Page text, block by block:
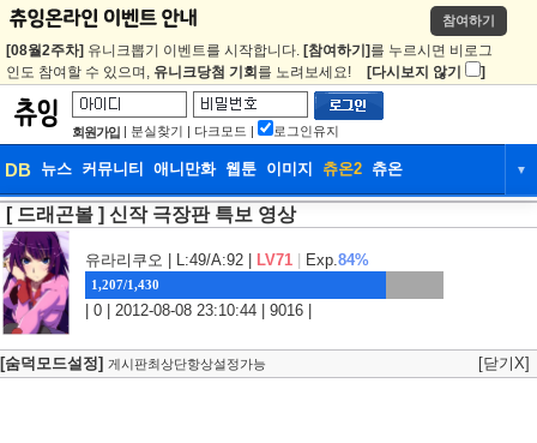
참여하기
[08월2주차] 유니크뽑기 이벤트를 시작합니다. [참여하기] 를 누르시면 비로그
인도 참여할 수 있으며, 유니크당첨 기회 를 노려보세요! [다시보지 않기 ]
회원가입 | 분실찾기 | 다크모드 | 로그인유지
DB 뉴스 커뮤니티 애니만화 웹툰 이미지 츄온2 츄온 ▼
DB 뉴스
웹툰 이미지 츄온2
[ 드래곤볼 ] 신작 극장판 특보 영상
유라리쿠오 | L:49/A:92 | LV71 Exp.84%
1,207/1,430
| 0 | 2012-08-08 23:10:44 | 9016 |
[숨덕모드설정] 게시판최상단항상설정가능 [닫기X]